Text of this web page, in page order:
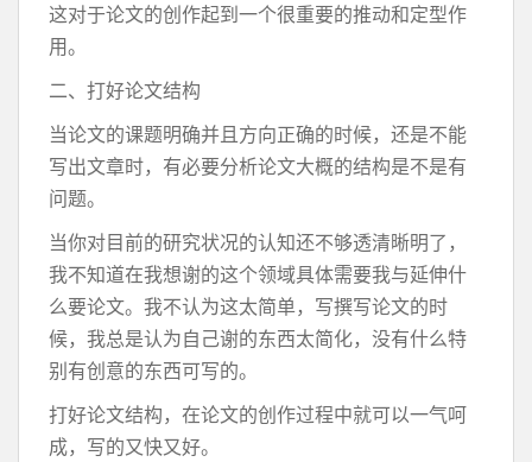
这对于论文的创作起到一个很重要的推动和定型作
用。
二、打好论文结构
当论文的课题明确并且方向正确的时候，还是不能
写出文章时，有必要分析论文大概的结构是不是有
问题。
当你对目前的研究状况的认知还不够透清晰明了，
我不知道在我想谢的这个领域具体需要我与延伸什
么要论文。我不认为这太简单，写撰写论文的时
候，我总是认为自己谢的东西太简化，没有什么特
别有创意的东西可写的。
打好论文结构，在论文的创作过程中就可以一气呵
成，写的又快又好。